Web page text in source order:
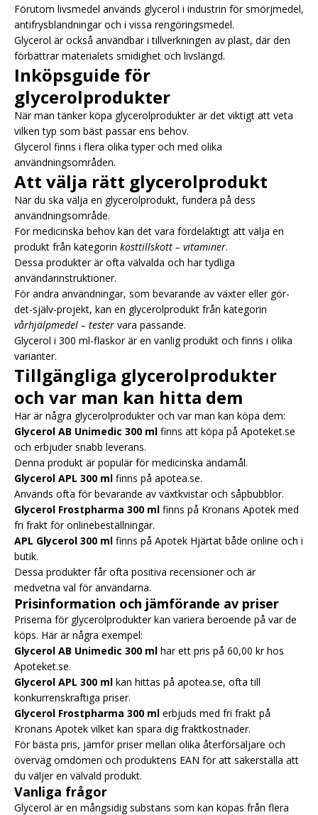
Förutom livsmedel används glycerol i industrin för smörjmedel,
antifrysblandningar och i vissa rengöringsmedel.
Glycerol är också användbar i tillverkningen av plast, där den
förbättrar materialets smidighet och livslängd.
Inköpsguide för
glycerolprodukter
När man tänker köpa glycerolprodukter är det viktigt att veta
vilken typ som bäst passar ens behov.
Glycerol finns i flera olika typer och med olika
användningsområden.
Att välja rätt glycerolprodukt
När du ska välja en glycerolprodukt, fundera på dess
användningsområde.
För medicinska behov kan det vara fördelaktigt att välja en
produkt från kategorin kosttillskott – vitaminer.
Dessa produkter är ofta välvalda och har tydliga
användarinstruktioner.
För andra användningar, som bevarande av växter eller gör-
det-själv-projekt, kan en glycerolprodukt från kategorin
vårhjälpmedel – tester vara passande.
Glycerol i 300 ml-flaskor är en vanlig produkt och finns i olika
varianter.
Tillgängliga glycerolprodukter
och var man kan hitta dem
Här är några glycerolprodukter och var man kan köpa dem:
Glycerol AB Unimedic 300 ml finns att köpa på Apoteket.se
och erbjuder snabb leverans.
Denna produkt är populär för medicinska ändamål.
Glycerol APL 300 ml finns på apotea.se.
Används ofta för bevarande av växtkvistar och såpbubblor.
Glycerol Frostpharma 300 ml finns på Kronans Apotek med
fri frakt för onlinebeställningar.
APL Glycerol 300 ml finns på Apotek Hjärtat både online och i
butik.
Dessa produkter får ofta positiva recensioner och är
medvetna val för användarna.
Prisinformation och jämförande av priser
Priserna för glycerolprodukter kan variera beroende på var de
köps. Här är några exempel:
Glycerol AB Unimedic 300 ml har ett pris på 60,00 kr hos
Apoteket.se.
Glycerol APL 300 ml kan hittas på apotea.se, ofta till
konkurrenskraftiga priser.
Glycerol Frostpharma 300 ml erbjuds med fri frakt på
Kronans Apotek vilket kan spara dig fraktkostnader.
För bästa pris, jämför priser mellan olika återförsäljare och
överväg omdömen och produktens EAN för att säkerställa att
du väljer en välvald produkt.
Vanliga frågor
Glycerol är en mångsidig substans som kan köpas från flera